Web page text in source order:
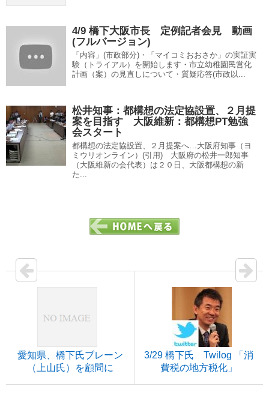
4/9 橋下大阪市長 定例記者会見 動画
(フルバージョン)
「内容」(市政部分)・「マイコミおおさか」の実証実
験（トライアル）を開始します・市立幼稚園民営化
計画（案）の見直しについて・質疑応答(市政以...
松井知事：都構想の法定協設置、２月提
案を目指す 大阪維新：都構想PT勉強
会スタート
都構想の法定協設置、２月提案へ…大阪府知事（ヨ
ミウリオンライン）(引用) 大阪府の松井一郎知事
（大阪維新の会代表）は２０日、大阪都構想の新
た...
愛知県、橋下氏ブレーン
（上山氏）を顧問に
3/29 橋下氏 Twilog 「消
費税の地方税化」